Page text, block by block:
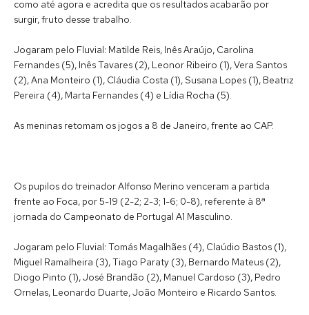
como até agora e acredita que os resultados acabarão por
surgir, fruto desse trabalho.
Jogaram pelo Fluvial: Matilde Reis, Inês Araújo, Carolina
Fernandes (5), Inês Tavares (2), Leonor Ribeiro (1), Vera Santos
(2), Ana Monteiro (1), Cláudia Costa (1), Susana Lopes (1), Beatriz
Pereira (4), Marta Fernandes (4) e Lídia Rocha (5).
As meninas retomam os jogos a 8 de Janeiro, frente ao CAP.
Os pupilos do treinador Alfonso Merino venceram a partida
frente ao Foca, por 5-19 (2-2; 2-3; 1-6; 0-8), referente à 8ª
jornada do Campeonato de Portugal A1 Masculino.
Jogaram pelo Fluvial: Tomás Magalhães (4), Claúdio Bastos (1),
Miguel Ramalheira (3), Tiago Paraty (3), Bernardo Mateus (2),
Diogo Pinto (1), José Brandão (2), Manuel Cardoso (3), Pedro
Ornelas, Leonardo Duarte, João Monteiro e Ricardo Santos.